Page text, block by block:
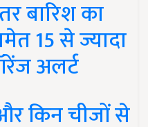
बारिश का
15 से ज्यादा
अलर्ट
किन चीजों से